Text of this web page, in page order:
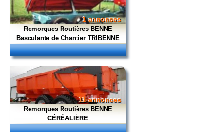
1 annonces
Remorques Routières BENNE
Basculante de Chantier TRIBENNE
11 annonces
Remorques Routières BENNE
CÉRÉALIÈRE